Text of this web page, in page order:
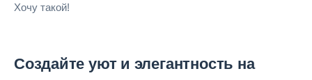
Хочу такой!
Создайте уют и элегантность на